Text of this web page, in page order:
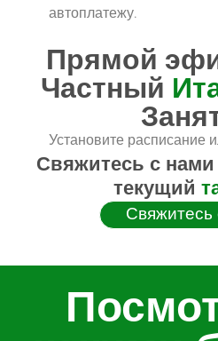
автоплатежу.
Прямой
Частный
Установите расписание
Свяжитесь с
текущий
Свяжитесь